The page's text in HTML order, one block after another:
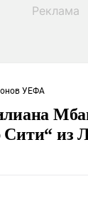
УЕФА
Сити“ из